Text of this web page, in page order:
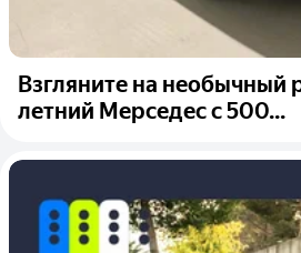
Взгляните на необычный
летний Мерседес с 500...